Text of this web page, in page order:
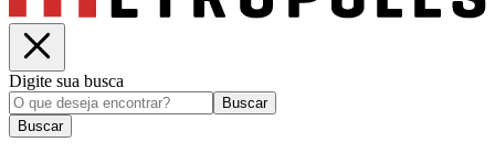
Digite sua busca
Buscar
Buscar